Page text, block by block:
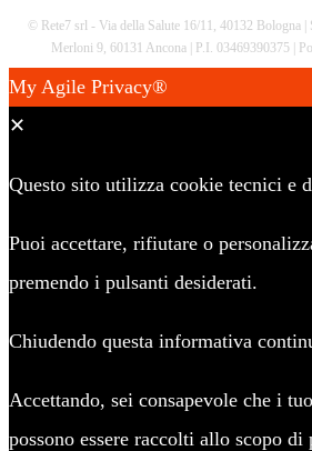
© Rete7 srl - Via della Salute 16/11, 40132 Bologna |
Merloni 9, 60131 Ancona | P.I. 03469390375 |
My Agile Privacy®
✕
Questo sito utilizza cookie tecnici e
Puoi accettare, rifiutare o
premendo i pulsanti desiderati.
Chiudendo questa informativa
Accettando, sei consapevole che i
possono essere raccolti allo scopo di